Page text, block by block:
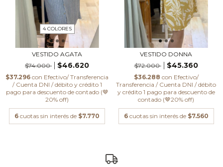
4 COLORES
VESTIDO AGATA
$74.000
$46.620
$37.296 con Efectivo/ Transferencia
/ Cuenta DNI / débito y crédito 1
pago para descuento de contado (🤎
20% off)
6 cuotas sin interés de $7.770
VESTIDO DONNA
$72.000
$45.360
$36.288 con Efectivo/
Transferencia / Cuenta DNI / débito
y crédito 1 pago para descuento de
contado (🤎20% off)
6 cuotas sin interés de $7.560